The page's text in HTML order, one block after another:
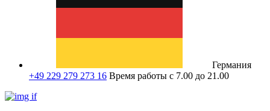
Германия
+49 229 279 273 16 Время работы с 7.00 до 21.00